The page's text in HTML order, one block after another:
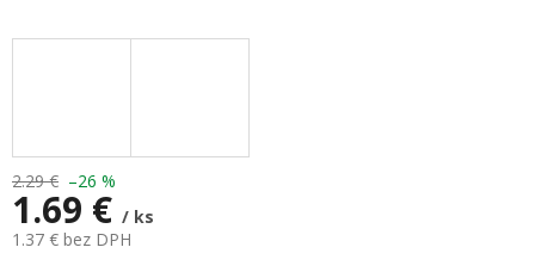
2.29 € –26 %
1.69 € / ks
1.37 € bez DPH